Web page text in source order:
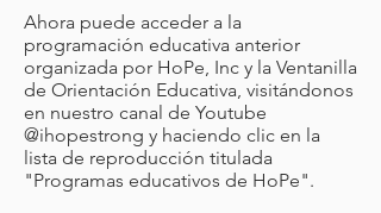
Ahora puede acceder a la
programación educativa anterior
organizada por HoPe, Inc y la Ventanilla
de Orientación Educativa, visitándonos
en nuestro canal de Youtube
@ihopestrong y haciendo clic en la
lista de reproducción titulada
"Programas educativos de HoPe".